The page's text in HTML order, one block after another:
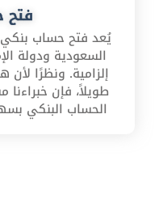
فتح
يُعد فتح حساب بنكي
السعودية ودولة
إلزامية. ونظرًا
طويلاً، فإن
الحساب البنكي